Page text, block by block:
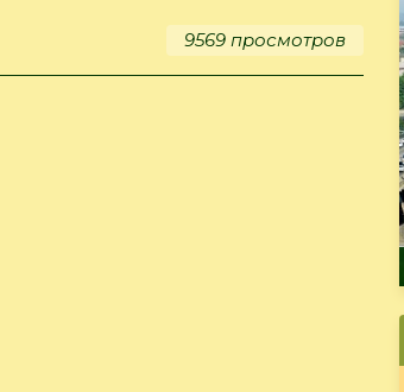
9569 просмотров